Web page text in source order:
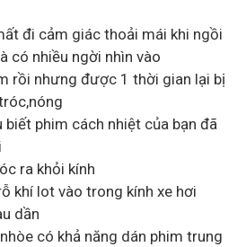
đi cảm giác thoải mái khi ngồi
có nhiều ngời nhìn vào
rồi nhưng được 1 thời gian lại bị
biết phim cách nhiệt của bạn đã
ra khỏi kính
khí lot vào trong kính xe hơi
dần
có khả năng dán phim trung